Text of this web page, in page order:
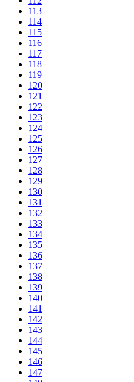
113
114
115
116
117
118
119
120
121
122
123
124
125
126
127
128
129
130
131
132
133
134
135
136
137
138
139
140
141
142
143
144
145
146
147